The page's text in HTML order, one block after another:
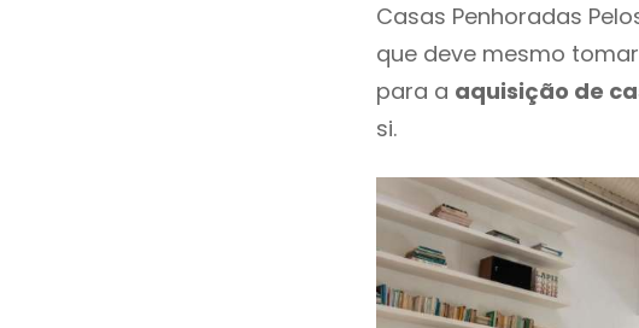
Casas Penhoradas
que deve mesmo
para a aquisição de
si.